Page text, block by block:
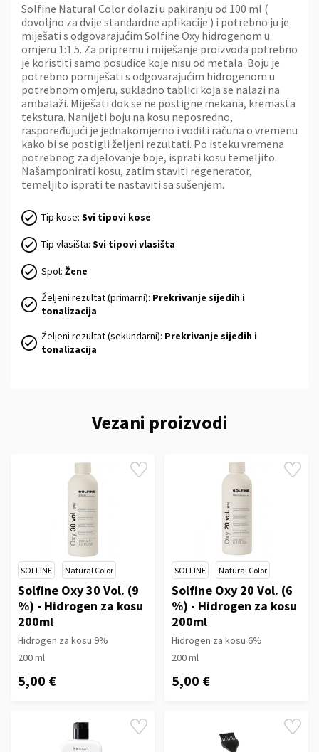
Solfine Natural Color dolazi u pakiranju od 100 ml (
dovoljno za dvije standardne aplikacije ) i potrebno ju je
miješati s odgovarajućim Solfine Oxy hidrogenom u
omjeru 1:1.5. Za pripremu i miješanje proizvoda potrebno
je koristiti samo posudice koje nisu od metala. Boju je
potrebno pomiješati s odgovarajućim hidrogenom u
potrebnom omjeru, sukladno tablici koja se nalazi na
ambalaži. Miješati dok se ne postigne mekana, kremasta
tekstura. Nanijeti boju na kosu neposredno,
raspoređujući je jednakomjerno i voditi računa o vremenu
kako bi se postigli željeni rezultati. Po isteku vremena
potrebnog za djelovanje boje, isprati kosu temeljito.
Našamponirati kosu, zatim staviti regenerator,
temeljito isprati te nastaviti sa sušenjem.
Tip kose: Svi tipovi kose
Tip vlasišta: Svi tipovi vlasišta
Spol: Žene
Željeni rezultat (primarni): Prekrivanje sijedih i
tonalizacija
Željeni rezultat (sekundarni): Prekrivanje sijedih i
tonalizacija
Vezani proizvodi
SOLFINE Natural Color
Solfine Oxy 30 Vol. (9
%) - Hidrogen za kosu
200ml
Hidrogen za kosu 9%
200 ml
5,00 €
SOLFINE Natural Color
Solfine Oxy 20 Vol. (6
%) - Hidrogen za kosu
200ml
Hidrogen za kosu 6%
200 ml
5,00 €